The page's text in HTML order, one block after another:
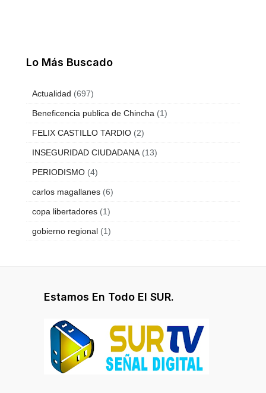
Lo Más Buscado
Actualidad (697)
Beneficencia publica de Chincha (1)
FELIX CASTILLO TARDIO (2)
INSEGURIDAD CIUDADANA (13)
PERIODISMO (4)
carlos magallanes (6)
copa libertadores (1)
gobierno regional (1)
Estamos En Todo El SUR.